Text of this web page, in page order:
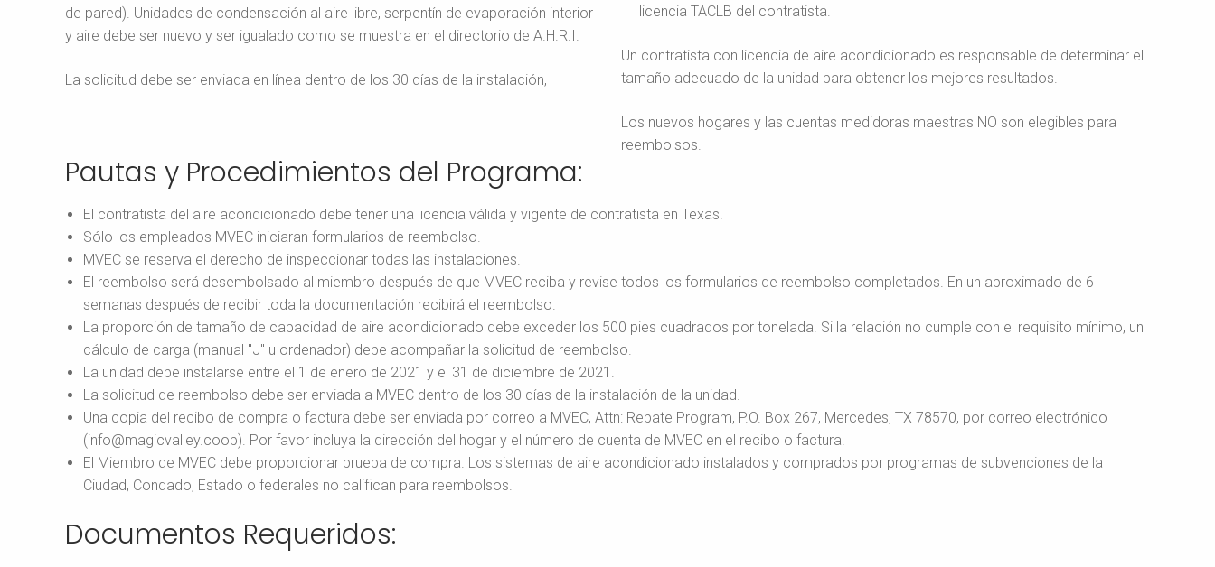
de pared). Unidades de condensación al aire libre, serpentín de evaporación interior
y aire debe ser nuevo y ser igualado como se muestra en el directorio de A.H.R.I.
La solicitud debe ser enviada en línea dentro de los 30 días de la instalación,
licencia TACLB del contratista.
Un contratista con licencia de aire acondicionado es responsable de determinar el
tamaño adecuado de la unidad para obtener los mejores resultados.
Los nuevos hogares y las cuentas medidoras maestras NO son elegibles para
reembolsos.
Pautas y Procedimientos del Programa:
El contratista del aire acondicionado debe tener una licencia válida y vigente de contratista en Texas.
Sólo los empleados MVEC iniciaran formularios de reembolso.
MVEC se reserva el derecho de inspeccionar todas las instalaciones.
El reembolso será desembolsado al miembro después de que MVEC reciba y revise todos los formularios de reembolso completados. En un aproximado de 6
semanas después de recibir toda la documentación recibirá el reembolso.
La proporción de tamaño de capacidad de aire acondicionado debe exceder los 500 pies cuadrados por tonelada. Si la relación no cumple con el requisito mínimo, un
cálculo de carga (manual "J" u ordenador) debe acompañar la solicitud de reembolso.
La unidad debe instalarse entre el 1 de enero de 2021 y el 31 de diciembre de 2021.
La solicitud de reembolso debe ser enviada a MVEC dentro de los 30 días de la instalación de la unidad.
Una copia del recibo de compra o factura debe ser enviada por correo a MVEC, Attn: Rebate Program, P.O. Box 267, Mercedes, TX 78570, por correo electrónico
(info@magicvalley.coop). Por favor incluya la dirección del hogar y el número de cuenta de MVEC en el recibo o factura.
El Miembro de MVEC debe proporcionar prueba de compra. Los sistemas de aire acondicionado instalados y comprados por programas de subvenciones de la
Ciudad, Condado, Estado o federales no califican para reembolsos.
Documentos Requeridos: